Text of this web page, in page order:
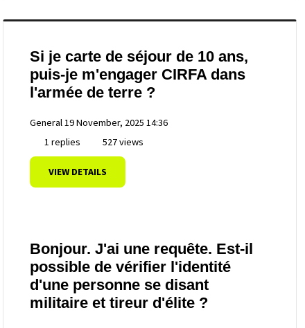
Si je carte de séjour de 10 ans,
puis-je m'engager CIRFA dans
l'armée de terre ?
General19 November, 2025 14:36
1 replies
527 views
VIEW DETAILS
Bonjour. J'ai une requête. Est-il
possible de vérifier l'identité
d'une personne se disant
militaire et tireur d'élite ?